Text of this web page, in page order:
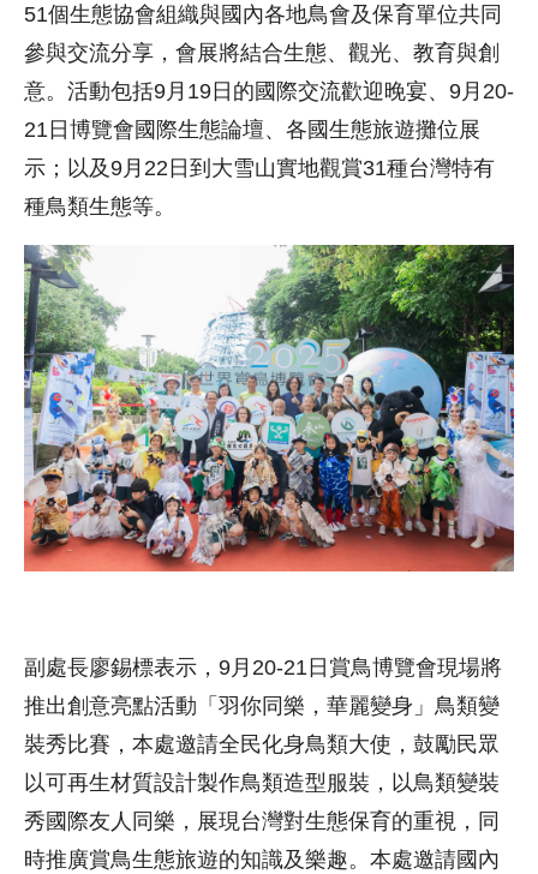
51個生態協會組織與國內各地鳥會及保育單位共同
參與交流分享，會展將結合生態、觀光、教育與創
意。活動包括9月19日的國際交流歡迎晚宴、9月20-
21日博覽會國際生態論壇、各國生態旅遊攤位展
示；以及9月22日到大雪山實地觀賞31種台灣特有
種鳥類生態等。
副處長廖錫標表示，9月20-21日賞鳥博覽會現場將
推出創意亮點活動「羽你同樂，華麗變身」鳥類變
裝秀比賽，本處邀請全民化身鳥類大使，鼓勵民眾
以可再生材質設計製作鳥類造型服裝，以鳥類變裝
秀國際友人同樂，展現台灣對生態保育的重視，同
時推廣賞鳥生態旅遊的知識及樂趣。本處邀請國內